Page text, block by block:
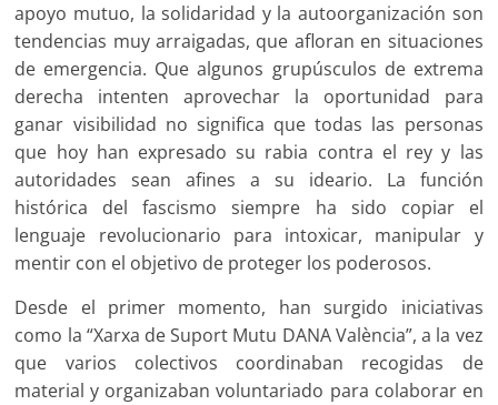
apoyo mutuo, la solidaridad y la autoorganización son
tendencias muy arraigadas, que afloran en situaciones
de emergencia. Que algunos grupúsculos de extrema
derecha intenten aprovechar la oportunidad para
ganar visibilidad no significa que todas las personas
que hoy han expresado su rabia contra el rey y las
autoridades sean afines a su ideario. La función
histórica del fascismo siempre ha sido copiar el
lenguaje revolucionario para intoxicar, manipular y
mentir con el objetivo de proteger los poderosos.
Desde el primer momento, han surgido iniciativas
como la “Xarxa de Suport Mutu DANA València”, a la vez
que varios colectivos coordinaban recogidas de
material y organizaban voluntariado para colaborar en